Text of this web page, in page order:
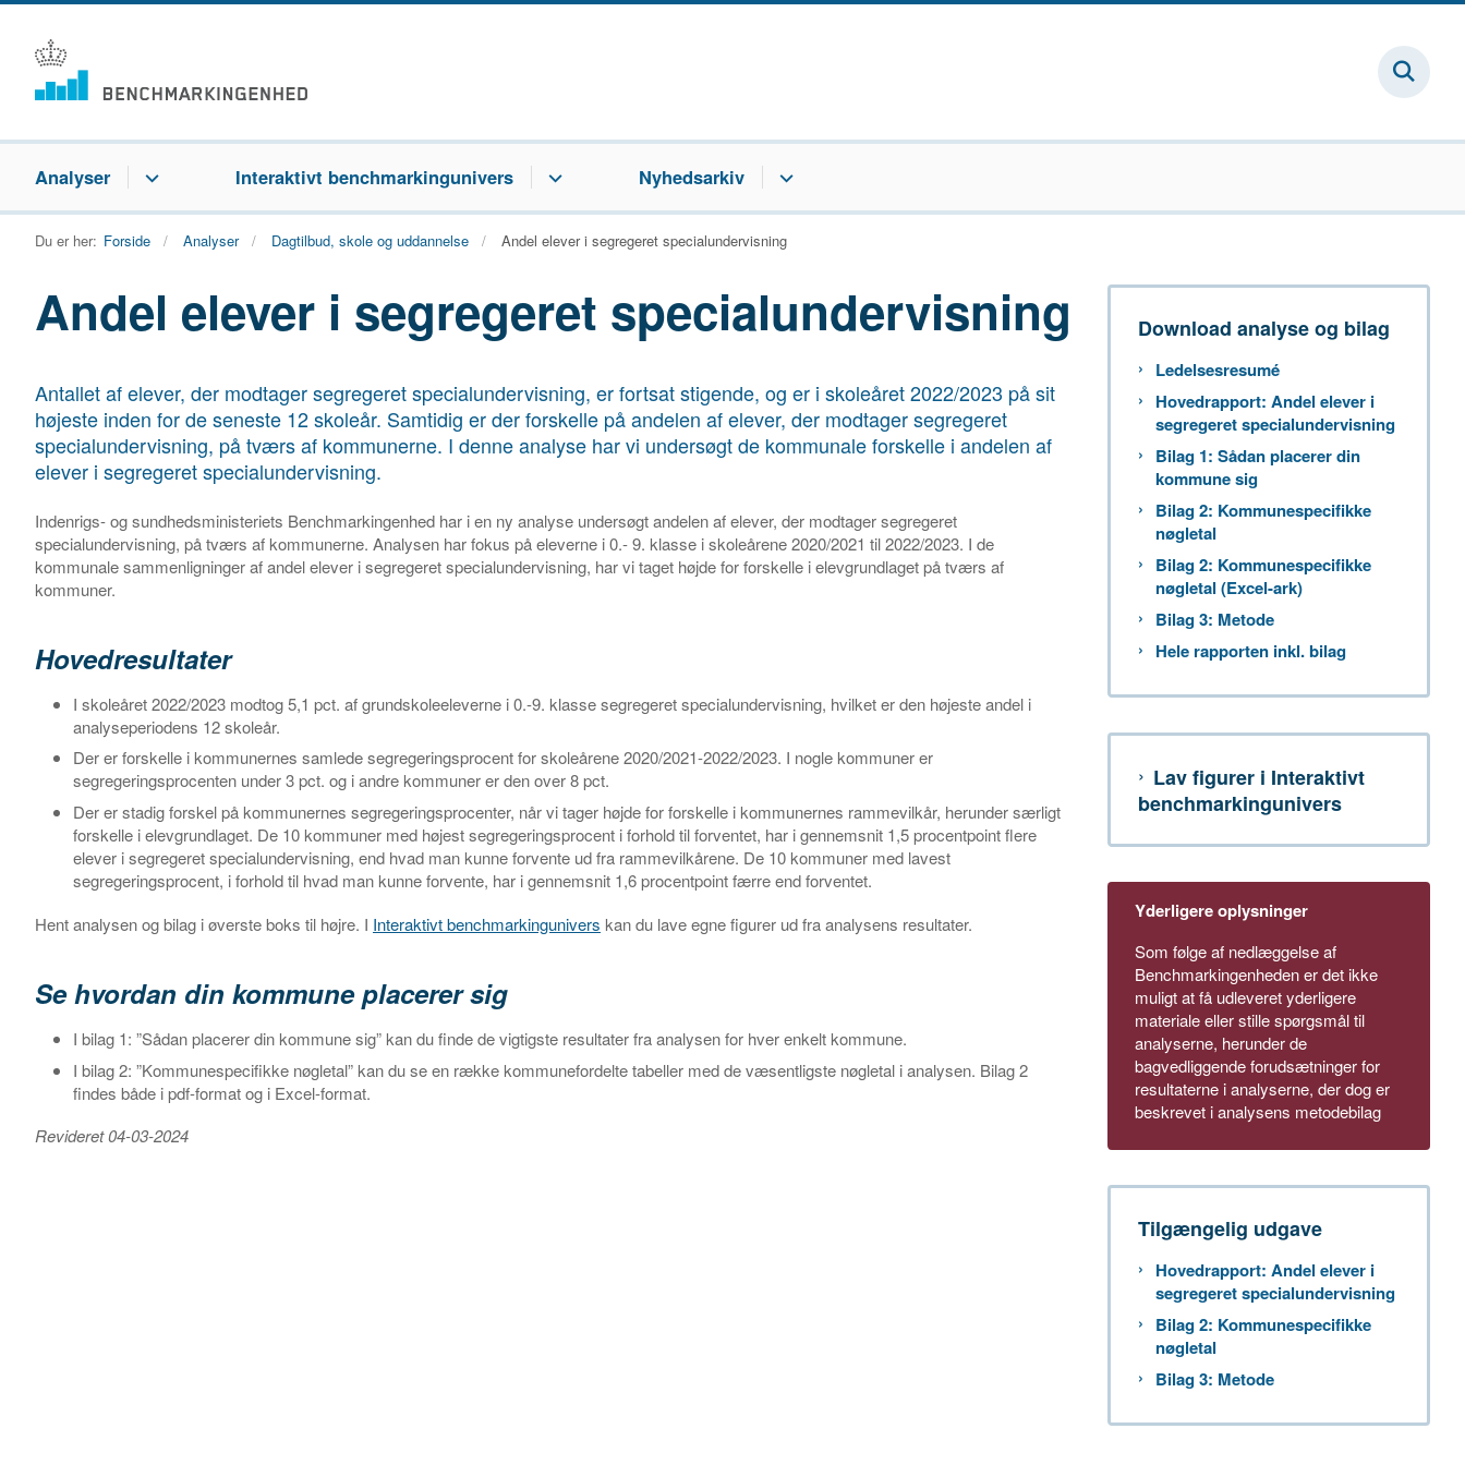
Analyser Interaktivt benchmarkingunivers Nyhedsarkiv
Du er her: Forside Analyser Dagtilbud, skole og uddannelse Andel elever i segregeret specialundervisning
Andel elever i segregeret specialundervisning
Antallet af elever, der modtager segregeret specialundervisning, er fortsat stigende, og er i skoleåret 2022/2023 på sit
højeste inden for de seneste 12 skoleår. Samtidig er der forskelle på andelen af elever, der modtager segregeret
specialundervisning, på tværs af kommunerne. I denne analyse har vi undersøgt de kommunale forskelle i andelen af
elever i segregeret specialundervisning.
Indenrigs- og sundhedsministeriets Benchmarkingenhed har i en ny analyse undersøgt andelen af elever, der modtager segregeret
specialundervisning, på tværs af kommunerne. Analysen har fokus på eleverne i 0.- 9. klasse i skoleårene 2020/2021 til 2022/2023. I de
kommunale sammenligninger af andel elever i segregeret specialundervisning, har vi taget højde for forskelle i elevgrundlaget på tværs af
kommuner.
Hovedresultater
I skoleåret 2022/2023 modtog 5,1 pct. af grundskoleeleverne i 0.-9. klasse segregeret specialundervisning, hvilket er den højeste andel i
analyseperiodens 12 skoleår.
Der er forskelle i kommunernes samlede segregeringsprocent for skoleårene 2020/2021-2022/2023. I nogle kommuner er
segregeringsprocenten under 3 pct. og i andre kommuner er den over 8 pct.
Der er stadig forskel på kommunernes segregeringsprocenter, når vi tager højde for forskelle i kommunernes rammevilkår, herunder særligt
forskelle i elevgrundlaget. De 10 kommuner med højest segregeringsprocent i forhold til forventet, har i gennemsnit 1,5 procentpoint flere
elever i segregeret specialundervisning, end hvad man kunne forvente ud fra rammevilkårene. De 10 kommuner med lavest
segregeringsprocent, i forhold til hvad man kunne forvente, har i gennemsnit 1,6 procentpoint færre end forventet.
Hent analysen og bilag i øverste boks til højre. I Interaktivt benchmarkingunivers kan du lave egne figurer ud fra analysens resultater.
Se hvordan din kommune placerer sig
I bilag 1: ”Sådan placerer din kommune sig” kan du finde de vigtigste resultater fra analysen for hver enkelt kommune.
I bilag 2: ”Kommunespecifikke nøgletal” kan du se en række kommunefordelte tabeller med de væsentligste nøgletal i analysen. Bilag 2
findes både i pdf-format og i Excel-format.
Revideret 04-03-2024
Download analyse og bilag
Ledelsesresumé
Hovedrapport: Andel elever i
segregeret specialundervisning
Bilag 1: Sådan placerer din
kommune sig
Bilag 2: Kommunespecifikke
nøgletal
Bilag 2: Kommunespecifikke
nøgletal (Excel-ark)
Bilag 3: Metode
Hele rapporten inkl. bilag
Lav figurer i Interaktivt
benchmarkingunivers
Yderligere oplysninger
Som følge af nedlæggelse af
Benchmarkingenheden er det ikke
muligt at få udleveret yderligere
materiale eller stille spørgsmål til
analyserne, herunder de
bagvedliggende forudsætninger for
resultaterne i analyserne, der dog er
beskrevet i analysens metodebilag
Tilgængelig udgave
Hovedrapport: Andel elever i
segregeret specialundervisning
Bilag 2: Kommunespecifikke
nøgletal
Bilag 3: Metode